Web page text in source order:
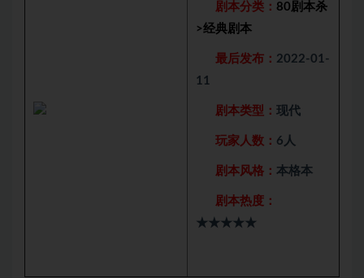
剧本分类： 80剧本杀
>经典剧本
最后发布： 2022-01-
11
剧本类型： 现代
玩家人数： 6人
剧本风格： 本格本
剧本热度：
★★★★★